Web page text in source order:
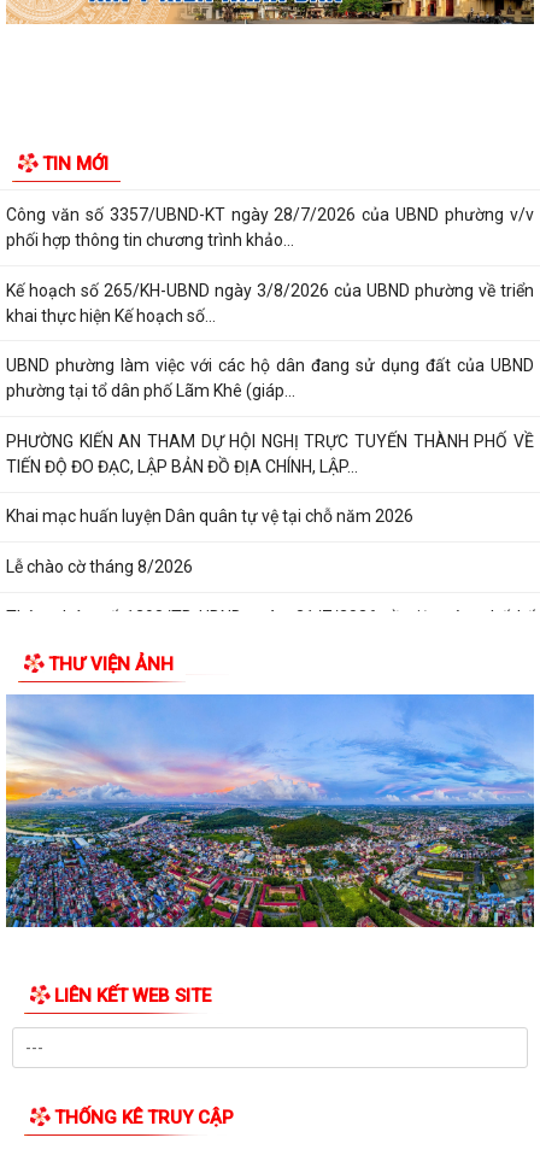
TIN MỚI
2026
phi truyền thống năm 2026
Công văn số 3357/UBND-KT ngày 28/7/2026 của UBND phường v/v
phối hợp thông tin chương trình khảo...
Kế hoạch số 265/KH-UBND ngày 3/8/2026 của UBND phường về triển
khai thực hiện Kế hoạch số...
UBND phường làm việc với các hộ dân đang sử dụng đất của UBND
phường tại tổ dân phố Lãm Khê (giáp...
PHƯỜNG KIẾN AN THAM DỰ HỘI NGHỊ TRỰC TUYẾN THÀNH PHỐ VỀ
TIẾN ĐỘ ĐO ĐẠC, LẬP BẢN ĐỒ ĐỊA CHÍNH, LẬP...
Khai mạc huấn luyện Dân quân tự vệ tại chỗ năm 2026
Lễ chào cờ tháng 8/2026
Thông báo số 1298/TB-UBND ngày 31/7/2026 về việc công bố kế
Thông báo số 1298/TB-UBND ngày 31/7/2026 của UBND phường về
việc công bố kế hoạch, danh mục khu đất...
Công văn số: 3386/UBND-KT về viêc công khai Quyết định số
2558/QĐ-UBND ngày 02/7/2026 của Ủy ban...
Các chí lãnh đạo Đảng ủy, HĐND, UBND phường Kiến An và Công đoàn
phường dâng hương tưởng niệm đồng...
Công văn số:3384/UBND-KT ngày 29/7/2026 của UBND phường v/v
Phường Kiến An tặng quà chúc mừng cán bộ, chiến sĩ Lữ đoàn vận tải
653 hoàn thành xuất sắc nhiệm vụ...
Ban vận động thành lập Hội Doanh nghiệp họp chuẩn bị công tác tổ
THƯ VIỆN ẢNH
LIÊN KẾT WEB SITE
THỐNG KÊ TRUY CẬP